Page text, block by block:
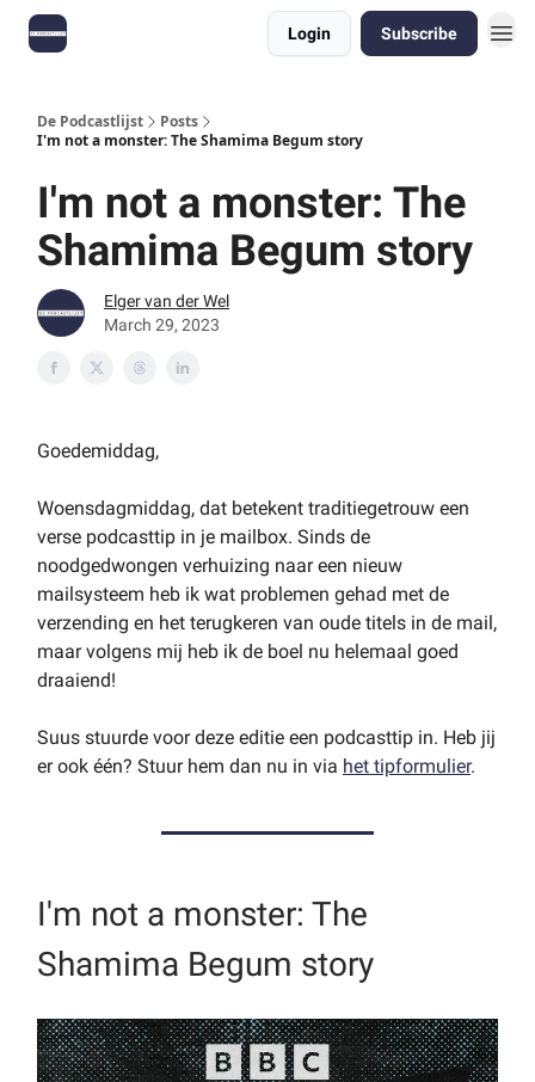
Login Subscribe
De Podcastlijst
Posts
I'm not a monster: The Shamima Begum story
I'm not a monster: The
Shamima Begum story
Elger van der Wel
March 29, 2023
Goedemiddag,
Woensdagmiddag, dat betekent traditiegetrouw een
verse podcasttip in je mailbox. Sinds de
noodgedwongen verhuizing naar een nieuw
mailsysteem heb ik wat problemen gehad met de
verzending en het terugkeren van oude titels in de mail,
maar volgens mij heb ik de boel nu helemaal goed
draaiend!
Suus stuurde voor deze editie een podcasttip in. Heb jij
er ook één? Stuur hem dan nu in via het tipformulier.
I'm not a monster: The
Shamima Begum story